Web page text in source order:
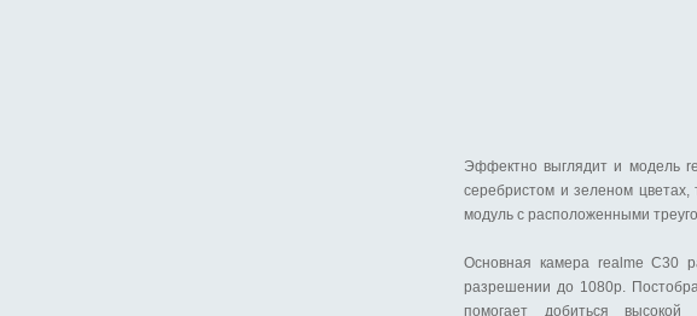
Эффектно выглядит и модель
серебристом и зеленом
модуль с расположенными
Основная камера realme C30
разрешении до 1080p.
помогает добиться высокой